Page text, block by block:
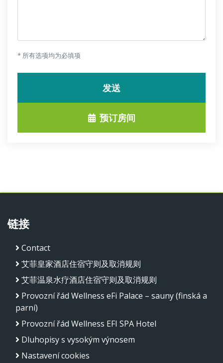
* 所有选项均为必填项
发送
预订房间
链接
Contact
艾菲皇家酒店住宿守则及取消规则
艾菲温泉水疗酒店住宿守则及取消规则
Provozní řád Wellness eFi Palace – sauny (finská a
parní)
Provozní řád Wellness EFI SPA Hotel
Dluhopisy s vysokým výnosem
Nastavení cookies